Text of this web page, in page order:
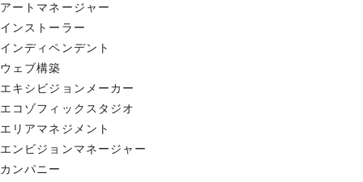
アートマネージャー
インストーラー
インディペンデント
ウェブ構築
エキシビジョンメーカー
エコゾフィックスタジオ
エリアマネジメント
エンビジョンマネージャー
カンパニー